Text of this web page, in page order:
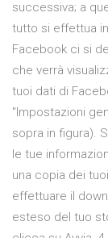
successiva; a
tutto si effettua
Facebook ci si
che verrà
tuoi dati di
"Impostazioni
sopra in figura).
le tue
una copia dei
effettuare il
esteso del tuo